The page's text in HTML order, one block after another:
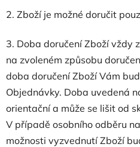
2. Zboží je možné doručit
3. Doba doručení Zboží vždy
na zvoleném způsobu
doba doručení Zboží Vám
Objednávky. Doba uvedená
orientační a může se lišit od
V případě osobního odběru
možnosti vyzvednutí Zboží